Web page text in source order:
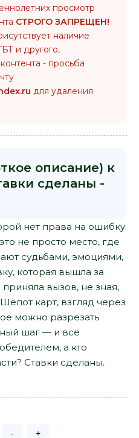
просмотр
СТРОГО ЗАПРЕЩЕН!
наличие
и другого,
- просьба
для удаления
описание) к
сделаны -
нет права на ошибку.
не просто место, где
судьбами, эмоциями,
которая вышла за
вызов, не зная,
карт, взгляд через
можно разрезать
шаг — и всё
а кто
Ставки сделаны.
- +